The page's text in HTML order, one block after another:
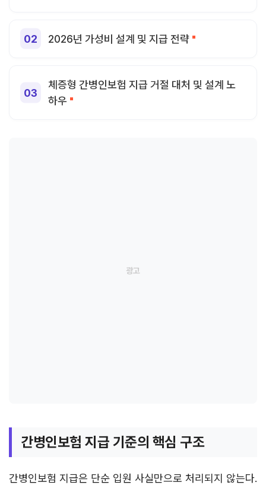
2026년 가성비 설계 및 지급 전략
체증형 간병인보험 지급 거절 대처 및 설계 노
하우
간병인보험 지급 기준의 핵심 구조
간병인보험 지급은 단순 입원 사실만으로 처리되지 않는다.